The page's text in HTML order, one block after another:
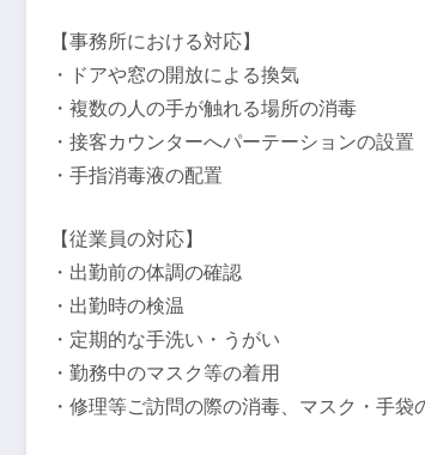
【事務所における対応】
・ドアや窓の開放による換気
・複数の人の手が触れる場所の消毒
・接客カウンターへパーテーションの設置
・手指消毒液の配置
【従業員の対応】
・出勤前の体調の確認
・出勤時の検温
・定期的な手洗い・うがい
・勤務中のマスク等の着用
・修理等ご訪問の際の消毒、マスク・手袋